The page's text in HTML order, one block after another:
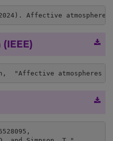
Affective
"Affective atmospheres